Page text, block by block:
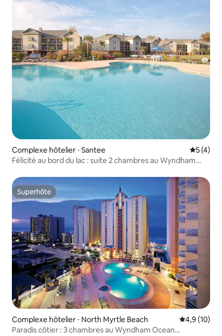
Complexe hôtelier ⋅ Santee
5 (4)
Félicité au bord du lac : suite 2 chambres au Wyndham
Superhôte
Superhôte
Complexe hôtelier ⋅ North Myrtle Beach Évaluation
4,9 (10)
Paradis côtier : 3 chambres au Wyndham Ocean